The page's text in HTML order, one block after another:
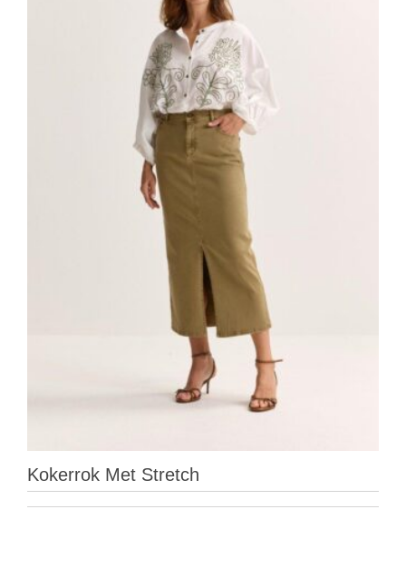
Kokerrok Met Stretch